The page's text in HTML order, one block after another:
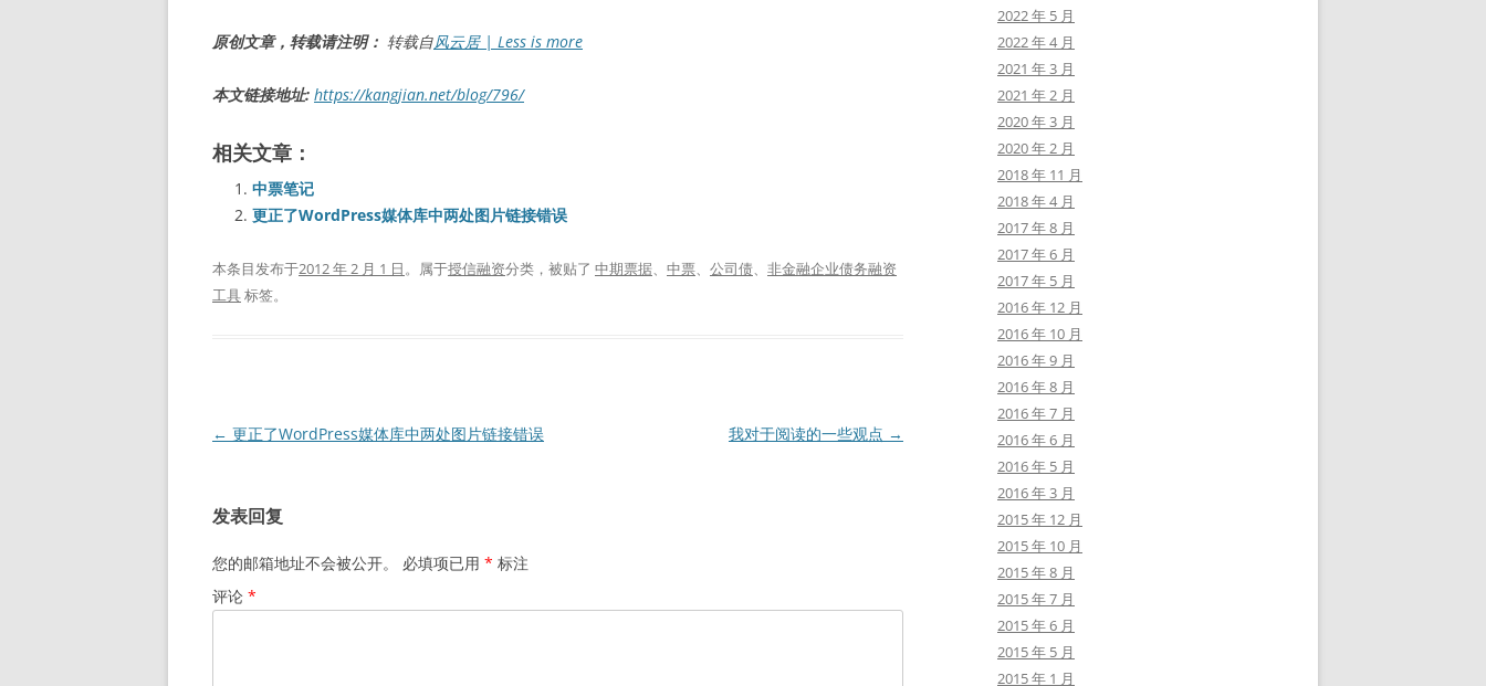
原创文章，转载请注明： 转载自风云居 | Less is more
本文链接地址: https://kangjian.net/blog/796/
相关文章：
中票笔记
更正了WordPress媒体库中两处图片链接错误
本条目发布于2012 年 2 月 1 日。属于授信融资分类，被贴了 中期票据、 中票、 公司债、 非金融企业债务融资
工具标签。
文
航
← 更正了WordPress媒体库中两处图片链接错误 我对于阅读的一些观点 →
发表回复
您的邮箱地址不会被公开。 必填项已用 * 标注
评论 *
2022 年 5 月
2022 年 4 月
2021 年 3 月
2021 年 2 月
2020 年 3 月
2020 年 2 月
2018 年 11 月
2018 年 4 月
2017 年 8 月
2017 年 6 月
2017 年 5 月
2016 年 12 月
2016 年 10 月
2016 年 9 月
2016 年 8 月
2016 年 7 月
2016 年 6 月
2016 年 5 月
2016 年 3 月
2015 年 12 月
2015 年 10 月
2015 年 8 月
2015 年 7 月
2015 年 6 月
2015 年 5 月
2015 年 1 月